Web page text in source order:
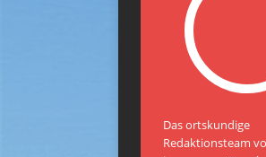
Das ortskundige
Redaktionsteam